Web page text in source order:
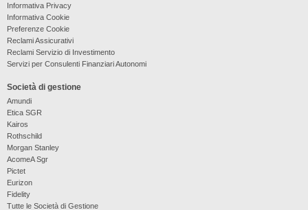
Informativa Privacy
Informativa Cookie
Preferenze Cookie
Reclami Assicurativi
Reclami Servizio di Investimento
Servizi per Consulenti Finanziari Autonomi
Società di gestione
Amundi
Etica SGR
Kairos
Rothschild
Morgan Stanley
AcomeA Sgr
Pictet
Eurizon
Fidelity
Tutte le Società di Gestione